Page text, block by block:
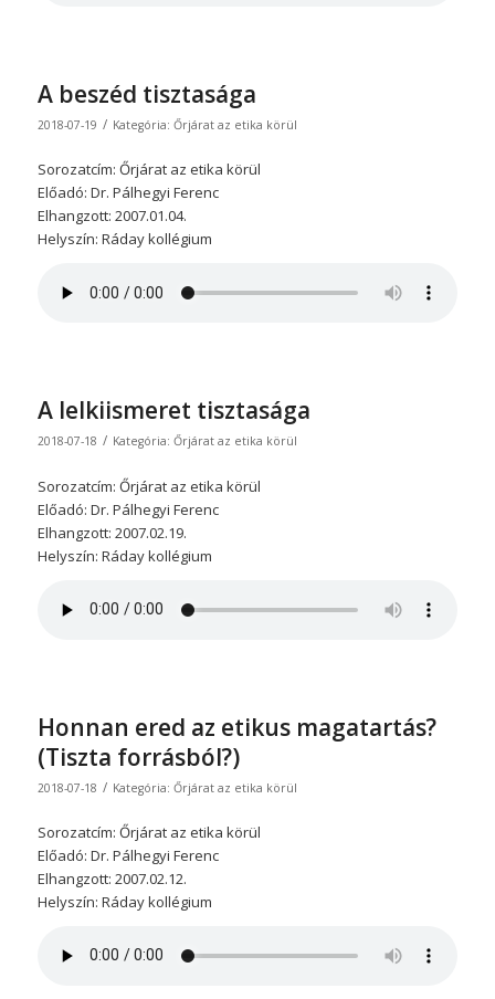
A beszéd tisztasága
2018-07-19 / Kategória: Őrjárat az etika körül
Sorozatcím: Őrjárat az etika körül
Előadó: Dr. Pálhegyi Ferenc
Elhangzott: 2007.01.04.
Helyszín: Ráday kollégium
A lelkiismeret tisztasága
2018-07-18 / Kategória: Őrjárat az etika körül
Sorozatcím: Őrjárat az etika körül
Előadó: Dr. Pálhegyi Ferenc
Elhangzott: 2007.02.19.
Helyszín: Ráday kollégium
Honnan ered az etikus magatartás?
(Tiszta forrásból?)
2018-07-18 / Kategória: Őrjárat az etika körül
Sorozatcím: Őrjárat az etika körül
Előadó: Dr. Pálhegyi Ferenc
Elhangzott: 2007.02.12.
Helyszín: Ráday kollégium